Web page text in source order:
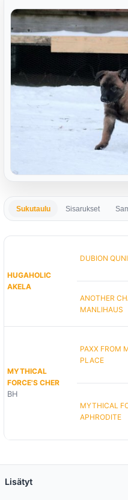
Sukutaulu Sisarukset
HUGAHOLIC
AKELA
DUBION
ANOTHER
MANLIHAUS
MYTHICAL
FORCE'S CHER
BH
PAXX FROM
PLACE
MYTHICAL
APHRODITE
Lisätyt